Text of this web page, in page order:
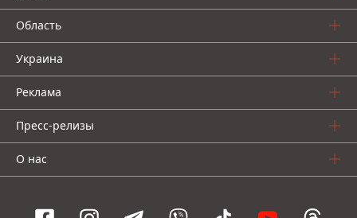
Область
Украина
Реклама
Пресс-релизы
О нас